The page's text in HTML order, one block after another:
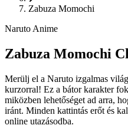
Zabuza Momochi
Naruto Anime
Zabuza Momochi
Merülj el a Naruto izgalmas
kurzorral! Ez a bátor karakter
miközben lehetőséget ad arra,
iránt. Minden kattintás erőt és
online utazásodba.